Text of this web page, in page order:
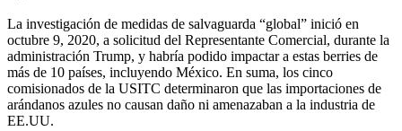
La investigación de medidas de salvaguarda “global” inició en
octubre 9, 2020, a solicitud del Representante Comercial, durante la
administración Trump, y habría podido impactar a estas berries de
más de 10 países, incluyendo México. En suma, los cinco
comisionados de la USITC determinaron que las importaciones de
arándanos azules no causan daño ni amenazaban a la industria de
EE.UU.